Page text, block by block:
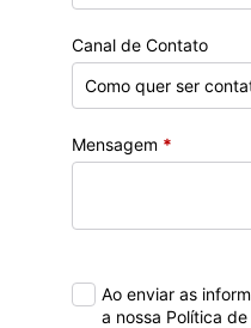
Canal de Contato
Mensagem *
Ao enviar as
a nossa Política